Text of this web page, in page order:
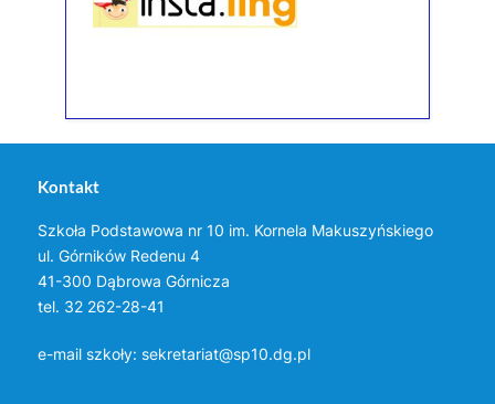
Kontakt
Szkoła Podstawowa nr 10 im. Kornela Makuszyńskiego
ul. Górników Redenu 4
41-300 Dąbrowa Górnicza
tel. 32 262-28-41
e-mail szkoły: sekretariat@sp10.dg.pl